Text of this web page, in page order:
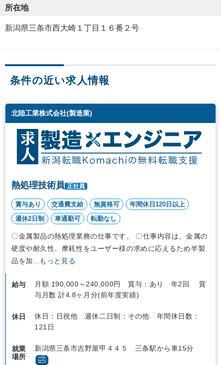
所在地
新潟県三条市西大崎１丁目１６番２号
条件の近い求人情報
北陸工業株式会社(製造業)
熱処理技術員 正社員
賞与あり 交通費支給 無資格可
年間休日120日以上
週休2日制
車通勤可 転勤なし
〇金属製品の熱処理業務の仕事です。 〇仕事内容は、金属の
硬度や耐久性、摩耗性をユーザー様の求めに応えるため半製
品を加...もっと見る
給与
月額 190,000～240,000円 賞与：あり 年2回 賞
与月数 計4.8ヶ月分(前年度実績)
休日
休日：日祝他 週休二日制：その他 年間休日数：
121日
就業
場所
新潟県三条市吉野屋甲４４５ 三条駅から車15分